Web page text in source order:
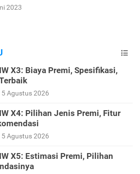
2023
X3: Biaya Premi, Spesifikasi,
5 Agustus 2026
X4: Pilihan Jenis Premi, Fitur
5 Agustus 2026
X5: Estimasi Premi, Pilihan